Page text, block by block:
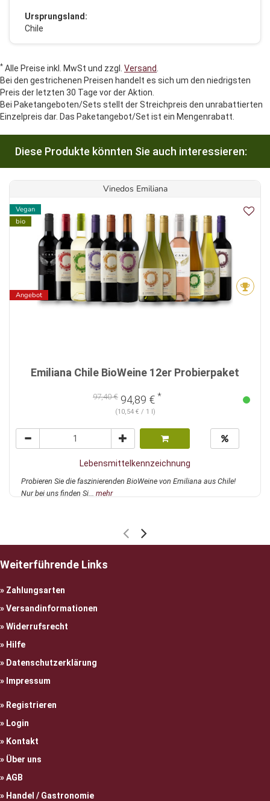
Ursprungsland:
Chile
* Alle Preise inkl. MwSt und zzgl. Versand
Bei den gestrichenen Preisen handelt es sich um den niedrigsten
Preis der letzten 30 Tage vor der Aktion.
Bei Paketangeboten/Sets stellt der Streichpreis den unrabattierten
Einzelpreis dar. Das Paketangebot/Set ist ein Mengenrabatt.
Diese Produkte könnten Sie auch interessieren:
Vinedos Emiliana
Vegan
bio
Angebot
Emiliana Chile BioWeine 12er Probierpaket
97,40 € 94,89 € *
(10,54 € / 1 l)
Lebensmittelkennzeichnung
Probieren Sie die faszinierenden BioWeine von Emiliana aus Chile!
Nur bei uns finden Si... mehr
Weiterführende Links
Zahlungsarten
Versandinformationen
Widerrufsrecht
Hilfe
Datenschutzerklärung
Impressum
Registrieren
Login
Kontakt
Über uns
AGB
Handel / Gastronomie